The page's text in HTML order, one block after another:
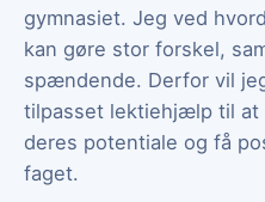
gymnasiet. Jeg ved
kan gøre stor forskel,
spændende. Derfor vil
tilpasset lektiehjælp til at
deres potentiale og få
faget.